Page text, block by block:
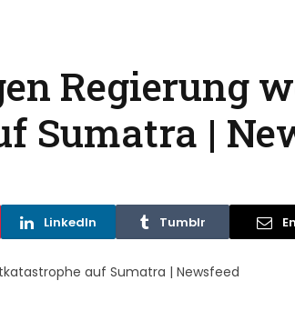
Regierung
Sumatra |
LinkedIn Tumblr